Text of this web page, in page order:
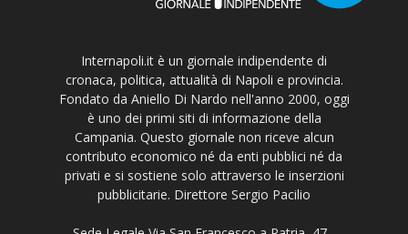
Internapoli.it è un giornale indipendente di
cronaca, politica, attualità di Napoli e provincia.
Fondato da Aniello Di Nardo nell'anno 2000, oggi
è uno dei primi siti di informazione della
Campania. Questo giornale non riceve alcun
contributo economico né da enti pubblici né da
privati e si sostiene solo attraverso le inserzioni
pubblicitarie. Direttore Sergio Pacilio